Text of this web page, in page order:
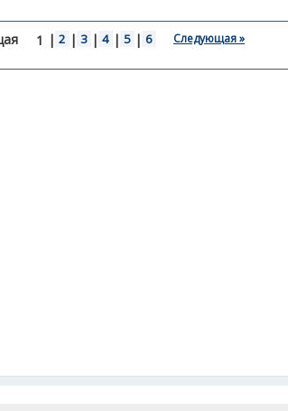
1 | 2 | 3 | 4 | 5 | 6 Следующая »